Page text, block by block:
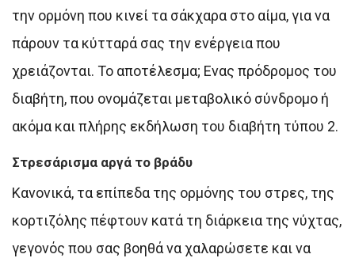
την ορμόνη που κινεί τα σάκχαρα στο αίμα, για να
πάρουν τα κύτταρά σας την ενέργεια που
χρειάζονται. Το αποτέλεσμα; Ενας πρόδρομος του
διαβήτη, που ονομάζεται μεταβολικό σύνδρομο ή
ακόμα και πλήρης εκδήλωση του διαβήτη τύπου 2.
Στρεσάρισμα αργά το βράδυ
Κανονικά, τα επίπεδα της ορμόνης του στρες, της
κορτιζόλης πέφτουν κατά τη διάρκεια της νύχτας,
γεγονός που σας βοηθά να χαλαρώσετε και να